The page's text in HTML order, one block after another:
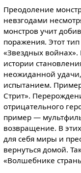
Преодоление
невзгодами
монстров учит
поражения. Этот
«Звездных войнах».
истории
неожиданной удачи,
испытанием.
Стрит».
отрицательного
пример —
возвращение. В
для себя миры и
вернуться домой.
«Волшебнике